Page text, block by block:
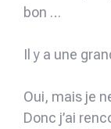
bon …
Il y a une
Oui, mais je
Donc j’ai